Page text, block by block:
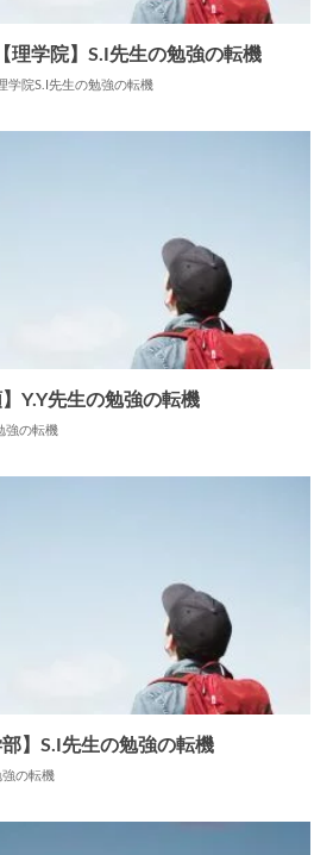
理学院】S.I先生の勉強の転機
学院S.I先生の勉強の転機
Y.Y先生の勉強の転機
強の転機
部】S.I先生の勉強の転機
強の転機